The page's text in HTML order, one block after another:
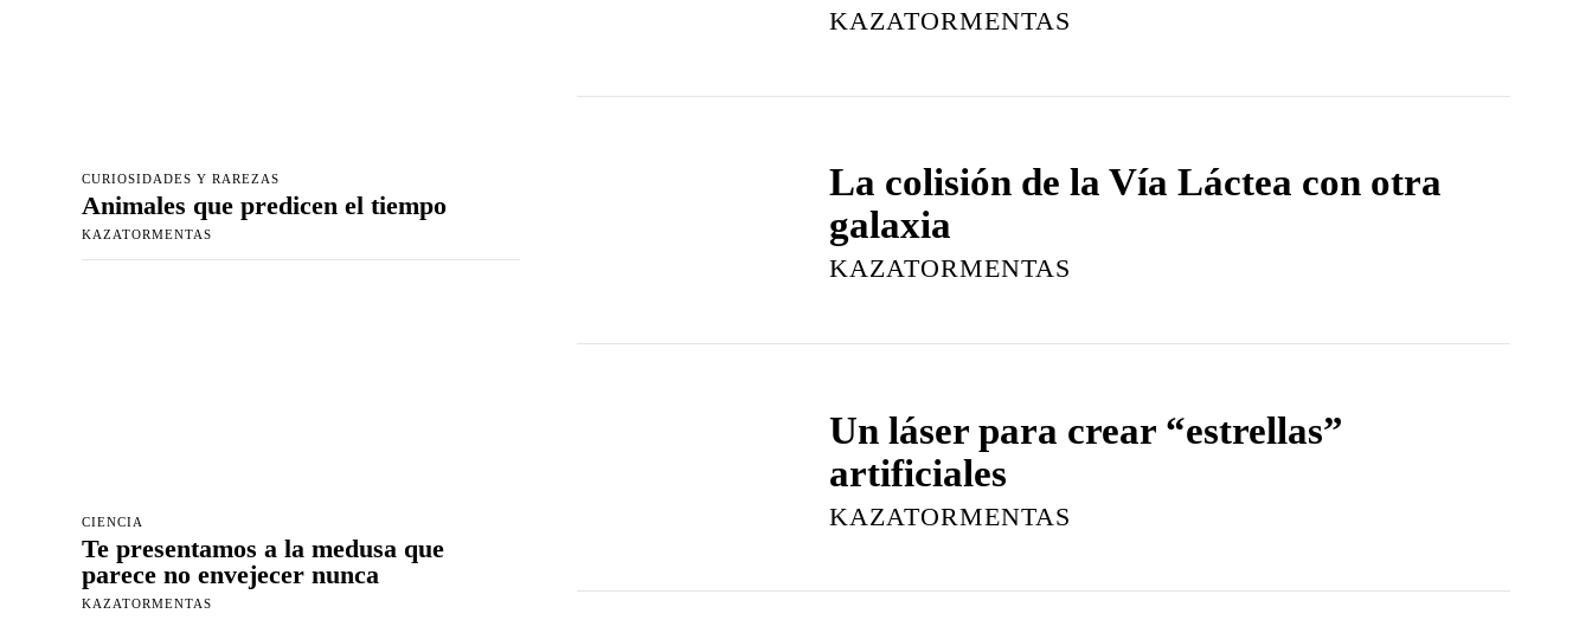
CURIOSIDADES Y RAREZAS
Animales que predicen el tiempo
KAZATORMENTAS
CIENCIA
Te presentamos a la medusa que
parece no envejecer nunca
KAZATORMENTAS
KAZATORMENTAS
La colisión de la Vía Láctea con otra
galaxia
KAZATORMENTAS
Un láser para crear “estrellas”
artificiales
KAZATORMENTAS